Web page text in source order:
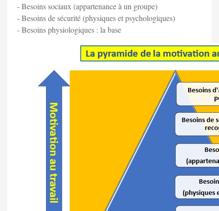
- Besoins sociaux (appartenance à un groupe)
- Besoins de sécurité (physiques et psychologiques)
- Besoins physiologiques : la base